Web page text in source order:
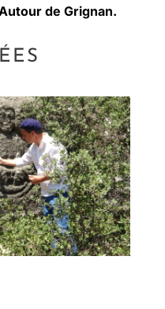
de Grignan.